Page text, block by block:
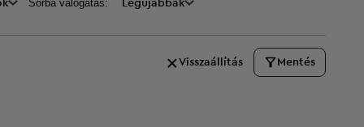
Sorba válogatás: Legújabbak
Visszaállítás Mentés